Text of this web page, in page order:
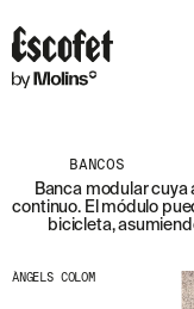
BANCOS
Banca modular cuya
continuo. El módulo
bicicleta,
ÀNGELS COLOM